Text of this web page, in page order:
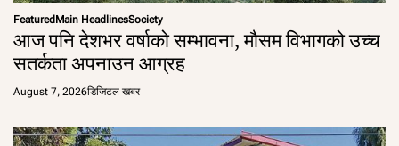
Featured Main HeadlinesSociety
आज पनि देशभर वर्षाको सम्भावना, मौसम विभागको उच्च
सतर्कता अपनाउन आग्रह
August 7, 2026डिजिटल खबर